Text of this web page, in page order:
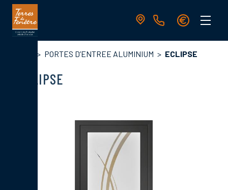
Aller
contenu
principale
PORTES D’ENTREE ALUMINIUM ECLIPSE
ECLIPSE